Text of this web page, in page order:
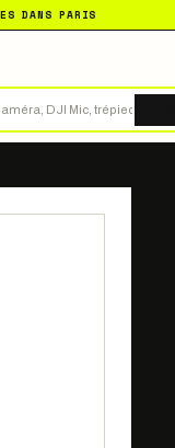
DANS PARIS